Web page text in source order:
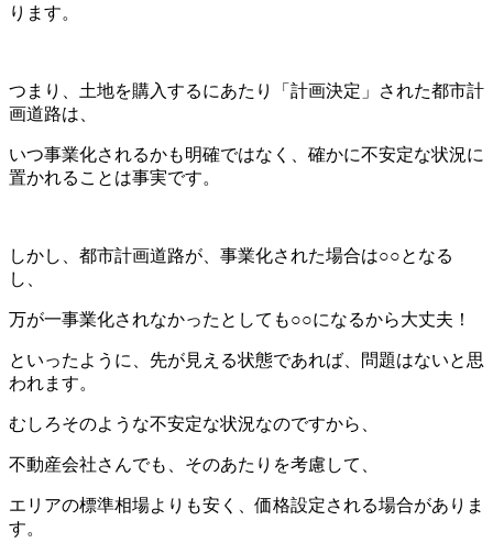
ります。
つまり、土地を購入するにあたり「計画決定」された都市計
画道路は、
いつ事業化されるかも明確ではなく、確かに不安定な状況に
置かれることは事実です。
しかし、都市計画道路が、事業化された場合は○○となる
し、
万が一事業化されなかったとしても○○になるから大丈夫！
といったように、先が見える状態であれば、問題はないと思
われます。
むしろそのような不安定な状況なのですから、
不動産会社さんでも、そのあたりを考慮して、
エリアの標準相場よりも安く、価格設定される場合がありま
す。